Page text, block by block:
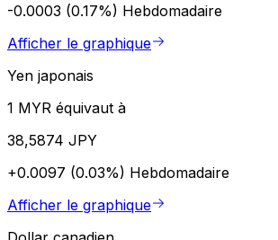
-0.0003 (0.17%) Hebdomadaire
Afficher le graphique
Yen japonais
1 MYR équivaut à
38,5874 JPY
+0.0097 (0.03%) Hebdomadaire
Afficher le graphique